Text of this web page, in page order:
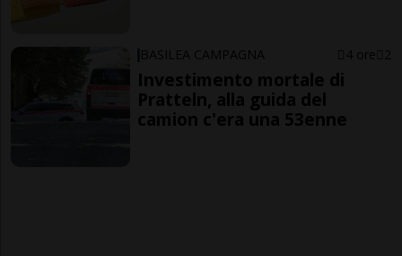
BASILEA CAMPAGNA 4 ore 2
Investimento mortale di
Pratteln, alla guida del
camion c'era una 53enne